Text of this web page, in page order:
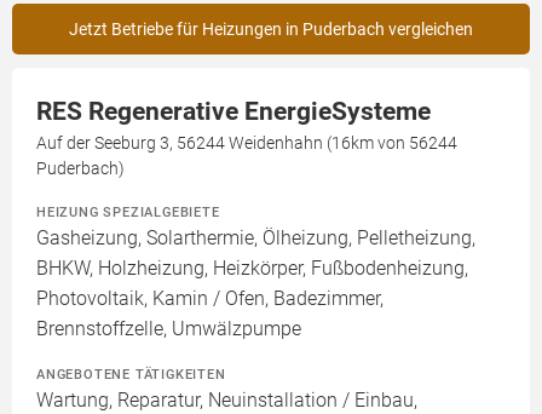
Jetzt Betriebe für Heizungen in Puderbach vergleichen
RES Regenerative EnergieSysteme
Auf der Seeburg 3, 56244 Weidenhahn (16km von 56244
Puderbach)
HEIZUNG SPEZIALGEBIETE
Gasheizung, Solarthermie, Ölheizung, Pelletheizung,
BHKW, Holzheizung, Heizkörper, Fußbodenheizung,
Photovoltaik, Kamin / Ofen, Badezimmer,
Brennstoffzelle, Umwälzpumpe
ANGEBOTENE TÄTIGKEITEN
Wartung, Reparatur, Neuinstallation / Einbau,